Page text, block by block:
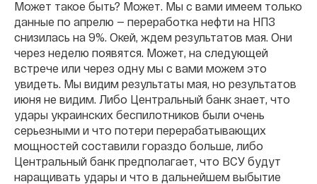
Может такое быть? Может. Мы с вами имеем только
данные по апрелю — переработка нефти на НПЗ
снизилась на 9%. Окей, ждем результатов мая. Они
через неделю появятся. Может, на следующей
встрече или через одну мы с вами можем это
увидеть. Мы видим результаты мая, но результатов
июня не видим. Либо Центральный банк знает, что
удары украинских беспилотников были очень
серьезными и что потери перерабатывающих
мощностей составили гораздо больше, либо
Центральный банк предполагает, что ВСУ будут
наращивать удары и что в дальнейшем выбытие